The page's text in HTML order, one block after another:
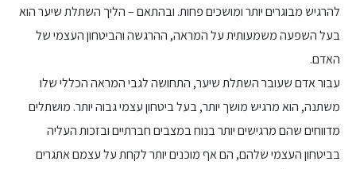
להרגיש מבוגרים יותר ומושכים פחות. ובהתאם – הליך השתלת שיער הוא
בעל השפעה משמעותית על המראה, ההרגשה והביטחון העצמי של
האדם.
עבור אדם שעובר השתלת שיער, התחושה לגבי המראה הכללי שלו
משתנה, הוא מרגיש מושך יותר, בעל ביטחון עצמי גבוה יותר. מושתלים
מדווחים שהם מרגישים יותר בנוח במצבים חברתיים ובזכות העליה
בביטחון העצמי שלהם, הם אף מוכנים יותר לקחת על עצמם אתגרים